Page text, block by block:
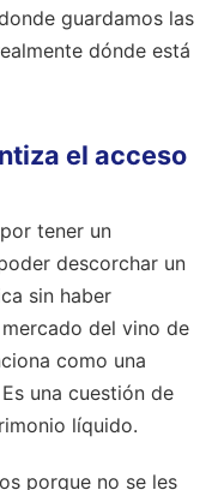
guardamos las
dónde está
el acceso
tener un
descorchar un
sin haber
del vino de
como una
una cuestión de
líquido.
porque no se les